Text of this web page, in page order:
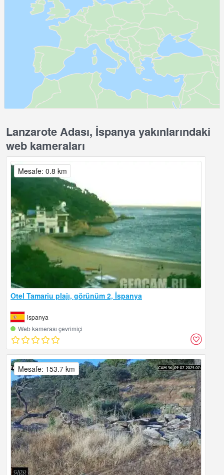
Lanzarote Adası, İspanya yakınlarındaki
web kameraları
Otel Tamariu plajı, görünüm 2, İspanya
ispanya
Web kamerası çevrimiçi
Mesafe: 0.8 km
Mesafe: 153.7 km